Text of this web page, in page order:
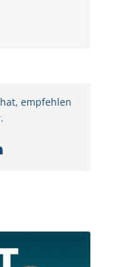
empfehlen